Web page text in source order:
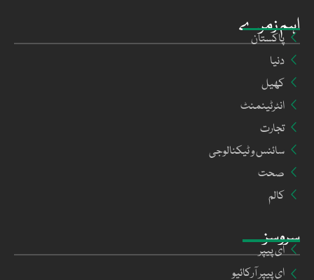
سروسز
ای پیپر
ای پیپر آرکائیو
اہم زمرے
پاکستان
دنیا
کھیل
انٹرٹینمنٹ
تجارت
سائنس و ٹیکنالوجی
صحت
کالم